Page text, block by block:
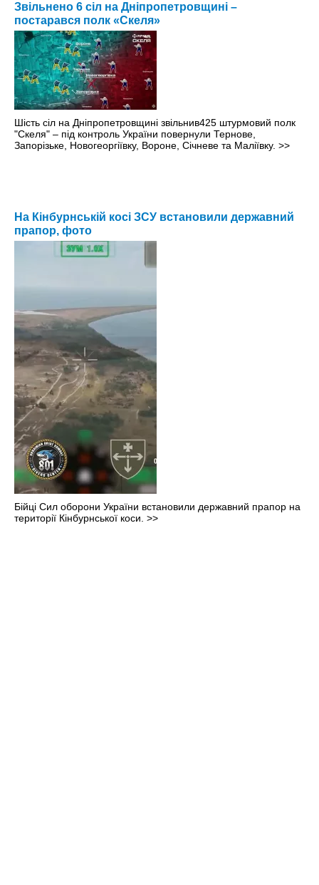
Звільнено 6 сіл на Дніпропетровщині –
постарався полк «Скеля»
Шість сіл на Дніпропетровщині звільнив425 штурмовий полк
"Скеля" – під контроль України повернули Тернове,
Запорізьке, Новогеоргіївку, Вороне, Січневе та Маліївку. >>
На Кінбурнській косі ЗСУ встановили державний
прапор, фото
Бійці Сил оборони України встановили державний прапор на
території Кінбурнської коси. >>